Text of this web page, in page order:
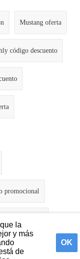
Mustang oferta
código descuento
promocional
la
y más
de
OK